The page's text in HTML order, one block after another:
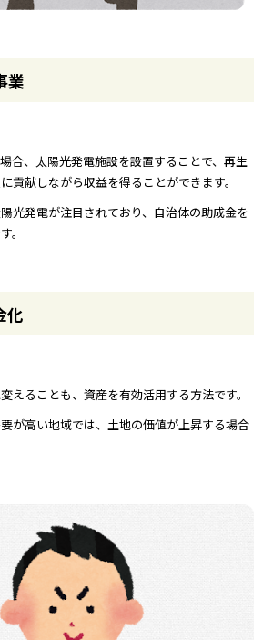
業
合、太陽光発電施設を設置することで、再生
貢献しながら収益を得ることができます。
光発電が注目されており、自治体の助成金を
。
化
えることも、資産を有効活用する方法です。
が高い地域では、土地の価値が上昇する場合